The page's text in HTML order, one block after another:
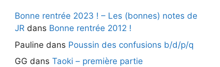
Bonne rentrée 2023 ! – Les (bonnes) notes de
JR dans Bonne rentrée 2012 !
Pauline dans Poussin des confusions b/d/p/q
GG dans Taoki – première partie